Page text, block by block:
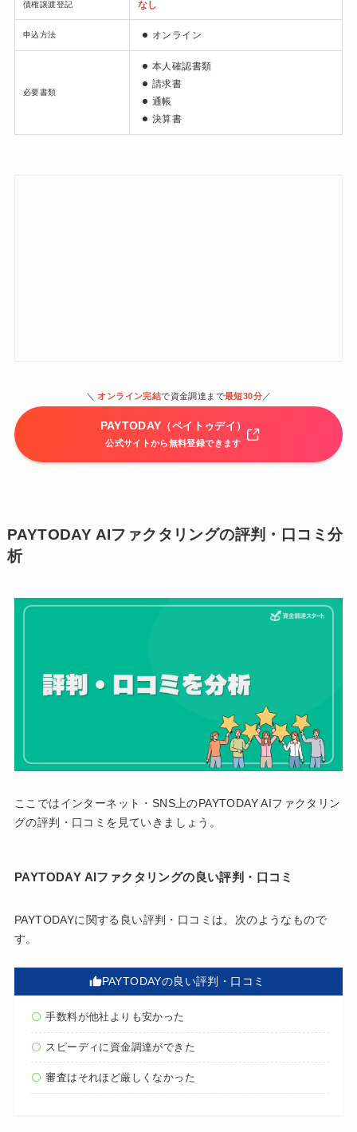
債権譲渡登記 なし
申込方法 オンライン
必要書類
本人確認書類
請求書
通帳
決算書
＼ オンライン完結で資金調達まで最短30分 ／
PAYTODAY （ペイトゥデイ）
公式サイトから無料登録できます
PAYTODAY AIファクタリングの評判・口コミ分
析
ここではインターネット・SNS上のPAYTODAY AIファクタリン
グの評判・口コミを見ていきましょう。
PAYTODAY AIファクタリングの良い評判・口コミ
PAYTODAYに関する良い評判・口コミは、次のようなもので
す。
PAYTODAYの良い評判・口コミ
手数料が他社よりも安かった
スピーディに資金調達ができた
審査はそれほど厳しくなかった